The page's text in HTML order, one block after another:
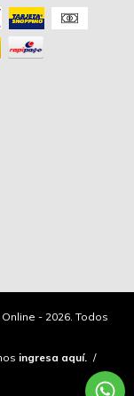
- 2026. Todos
ingresa aquí. /